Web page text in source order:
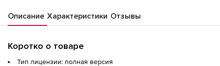
Описание Характеристики Отзывы
Коротко о товаре
Тип лицензии: полная версия